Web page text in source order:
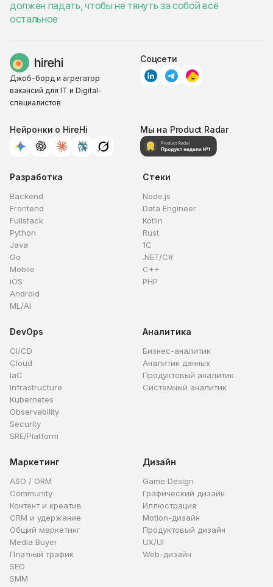
должен падать, чтобы не тянуть за собой всё
остальное
Джоб-борд и агрегатор
вакансий для IT и Digital-
специалистов
Соцсети
Нейронки о HireHi Мы на Product Radar
Разработка
Backend
Frontend
Fullstack
Python
Java
Go
Mobile
iOS
Android
ML/AI
Стеки
Node.js
Data Engineer
Kotlin
Rust
1C
.NET/C#
C++
PHP
DevOps
CI/CD
Cloud
IaC
Infrastructure
Kubernetes
Observability
Security
SRE/Platform
Аналитика
Бизнес-аналитик
Аналитик данных
Продуктовый аналитик
Системный аналитик
Маркетинг
ASO / ORM
Community
Контент и креатив
CRM и удержание
Общий маркетинг
Media Buyer
Платный трафик
SEO
SMM
Дизайн
Game Design
Графический дизайн
Иллюстрация
Motion-дизайн
Продуктовый дизайн
UX/UI
Web-дизайн